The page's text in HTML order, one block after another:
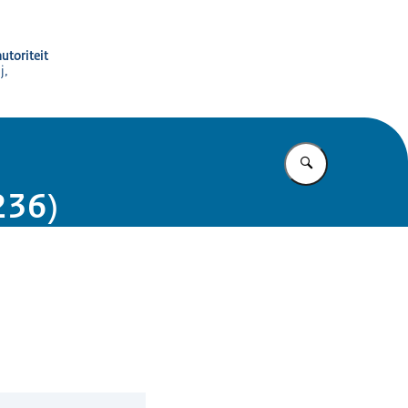
Vul in wat u